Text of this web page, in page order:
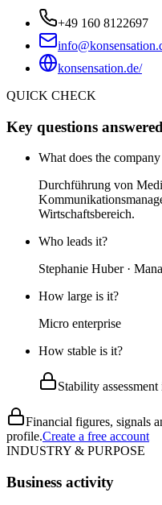
+49 160 8122697
konsensation.de/
QUICK CHECK
Key questions answered
What does the
Durchführung von
Wirtschaftsbereich.
Who leads it?
Stephanie Huber ·
How large is it?
Micro enterprise
How stable is it?
Stability
Financial figures, signals
profile.Create a free account
INDUSTRY & PURPOSE
Business activity